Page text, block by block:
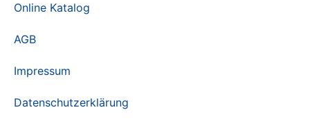
AGB
Impressum
Datenschutzerklärung
Online Katalog